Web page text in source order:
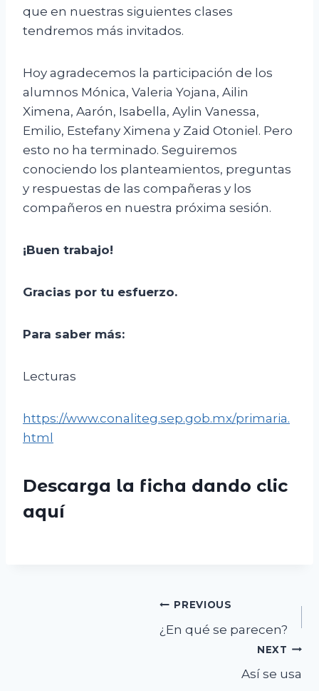
que en nuestras siguientes clases
tendremos más invitados.
Hoy agradecemos la participación de los
alumnos Mónica, Valeria Yojana, Ailin
Ximena, Aarón, Isabella, Aylin Vanessa,
Emilio, Estefany Ximena y Zaid Otoniel. Pero
esto no ha terminado. Seguiremos
conociendo los planteamientos, preguntas
y respuestas de las compañeras y los
compañeros en nuestra próxima sesión.
¡Buen trabajo!
Gracias por tu esfuerzo.
Para saber más:
Lecturas
https://www.conaliteg.sep.gob.mx/primaria.
html
Descarga la ficha dando clic
aquí
PREVIOUS
¿En qué se parecen?
NEXT
Así se usa